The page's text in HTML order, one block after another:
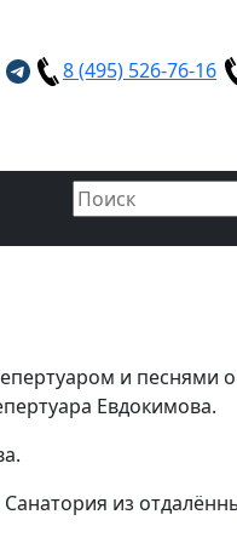
8 (495) 526-76-16
и песнями
Евдокимова.
из